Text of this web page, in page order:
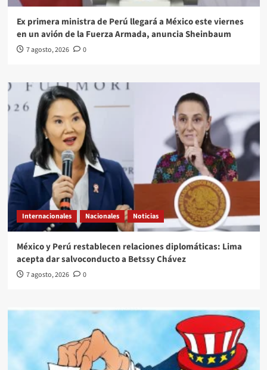
Ex primera ministra de Perú llegará a México este viernes
en un avión de la Fuerza Armada, anuncia Sheinbaum
7 agosto, 2026 0
Internacionales Nacionales Noticias
México y Perú restablecen relaciones diplomáticas: Lima
acepta dar salvoconducto a Betssy Chávez
7 agosto, 2026 0